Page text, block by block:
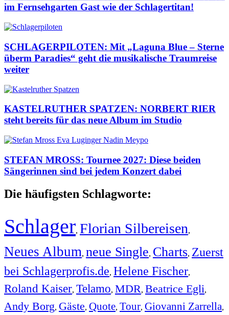
im Fernsehgarten Gast wie der Schlagertitan!
SCHLAGERPILOTEN: Mit „Laguna Blue – Sterne
überm Paradies“ geht die musikalische Traumreise
weiter
KASTELRUTHER SPATZEN: NORBERT RIER
steht bereits für das neue Album im Studio
STEFAN MROSS: Tournee 2027: Diese beiden
Sängerinnen sind bei jedem Konzert dabei
Die häufigsten Schlagworte:
Schlager, Florian Silbereisen,
Neues Album, neue Single, Charts, Zuerst
bei Schlagerprofis.de, Helene Fischer,
Roland Kaiser, Telamo, MDR, Beatrice Egli,
Andy Borg, Gäste, Quote, Tour, Giovanni Zarrella,